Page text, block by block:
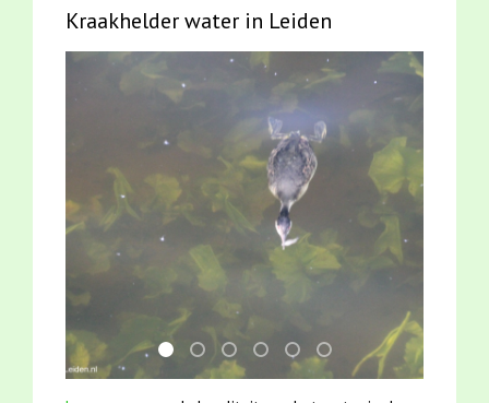
Kraakhelder water in Leiden
mei2021 watervogelmethode fuut met baars
jun2021 28 brasem en rietvoorns 4a
mei2021 1 snoekje elly
jun2021 zaklv 5 snoekje MOOI
smoelenboek fifi en
karper met